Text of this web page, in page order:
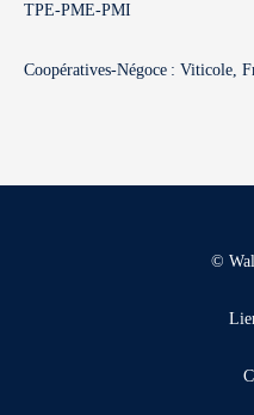
TPE-PME-PMI
Coopératives-Négoce : Viticole,
©